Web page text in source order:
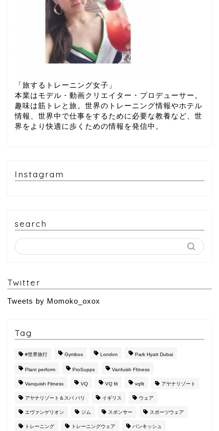
「旅するトレーニング女子」
本業はモデル・動画クリエイター・プロデューサー。
趣味は筋トレと旅。世界のトレーニング情報やホテル
情報、世界中で仕事をするために必要な教養など、世
界をより快適に歩くための情報を発信中。
Instagram
search
Twitter
Tweets by Momoko_oxox
Tag
#世界旅行 Gymbox London Park Hyatt Dubai
Plant perform ProSupps Vanfuish FItness
Vanquish Fitness VQ VQ fit vqfit アヤナリゾート
アヤナリゾート＆スパ バリ イギリス ウェア
エヴァンゲリオン ジム スポンサー スポーツウェア
トレーニング トレーニングウェア バンキッシュ